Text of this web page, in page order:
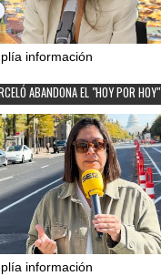
información
ABANDONA EL "HOY POR HOY"
información